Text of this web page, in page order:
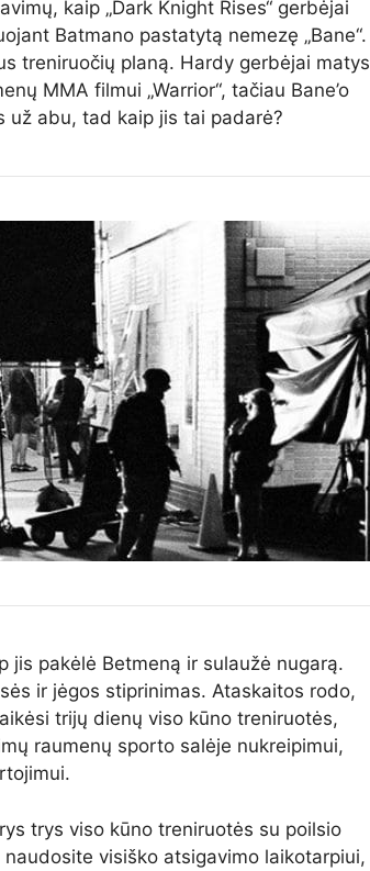
kaip „Dark Knight Rises“ gerbėjai
Batmano pastatytą nemezę „Bane“.
treniruočių planą. Hardy gerbėjai matys
MMA filmui „Warrior“, tačiau Bane’o
už abu, tad kaip jis tai padarė?
jis pakėlė Betmeną ir sulaužė nugarą.
ir jėgos stiprinimas. Ataskaitos rodo,
trijų dienų viso kūno treniruotės,
raumenų sporto salėje nukreipimui,
trys viso kūno treniruotės su poilsio
visiško atsigavimo laikotarpiui,